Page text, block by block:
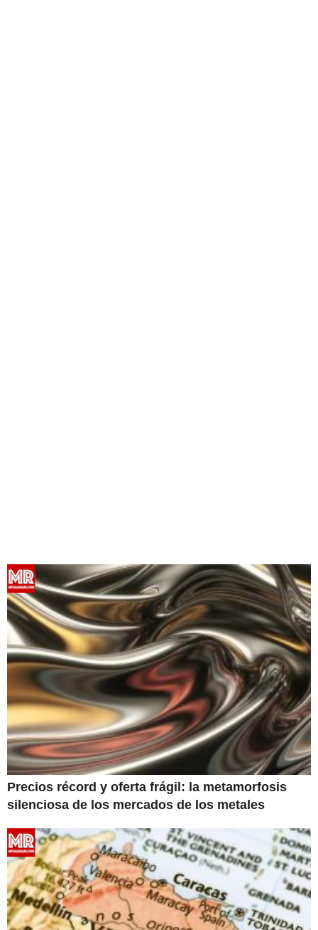
Precios récord y oferta frágil: la metamorfosis
silenciosa de los mercados de los metales